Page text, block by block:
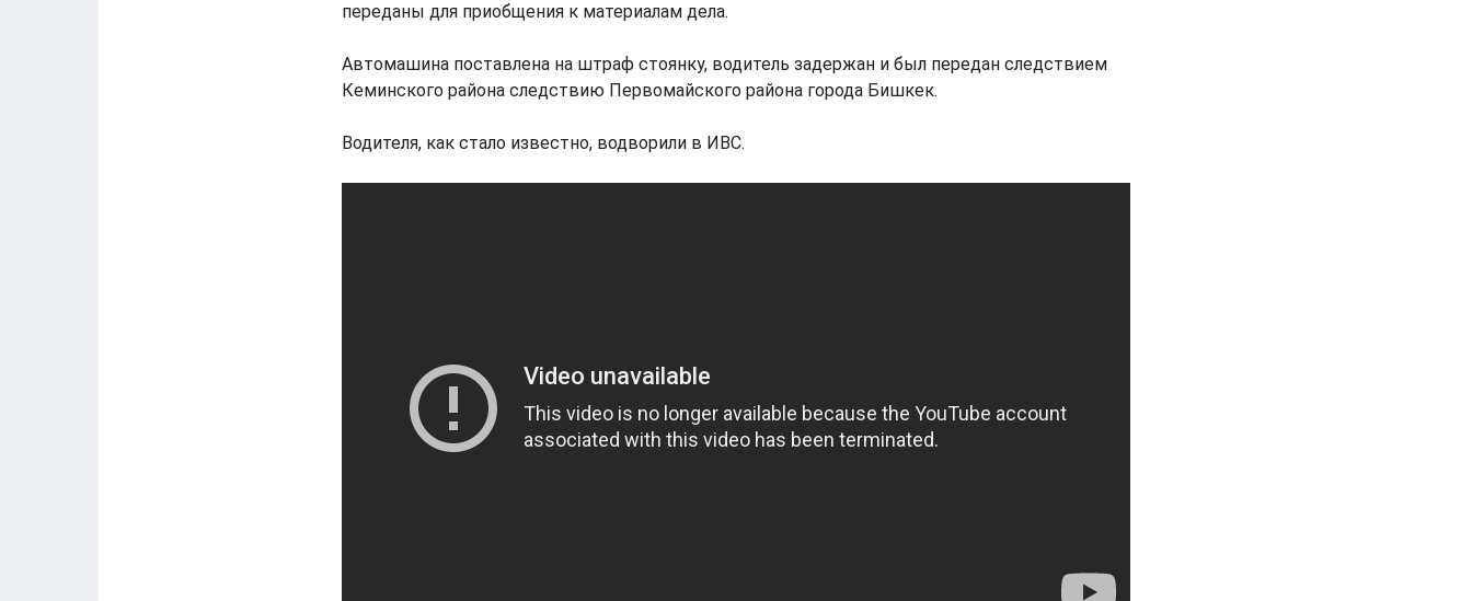
переданы для приобщения к материалам дела.
Автомашина поставлена на штраф стоянку, водитель задержан и был передан следствием
Кеминского района следствию Первомайского района города Бишкек.
Водителя, как стало известно, водворили в ИВС.